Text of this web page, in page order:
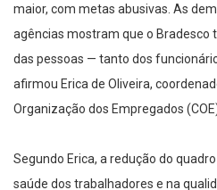
maior, com metas abusivas. As
agências mostram que o Bradesco
das pessoas — tanto dos
afirmou Erica de Oliveira,
Organização dos Empregados
Segundo Erica, a redução do
saúde dos trabalhadores e na